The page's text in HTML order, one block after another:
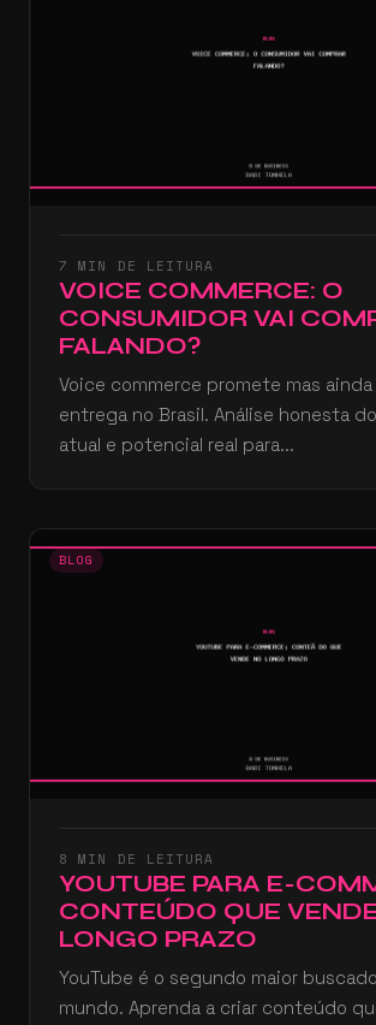
7 MIN DE LEITURA
VOICE COMMERCE: O
CONSUMIDOR VAI
FALANDO?
Voice commerce promete mas ainda
entrega no Brasil. Análise honesta
atual e potencial real para...
BLOG
8 MIN DE LEITURA
YOUTUBE PARA E-
CONTEÚDO QUE
LONGO PRAZO
YouTube é o segundo maior
mundo. Aprenda a criar conteúdo